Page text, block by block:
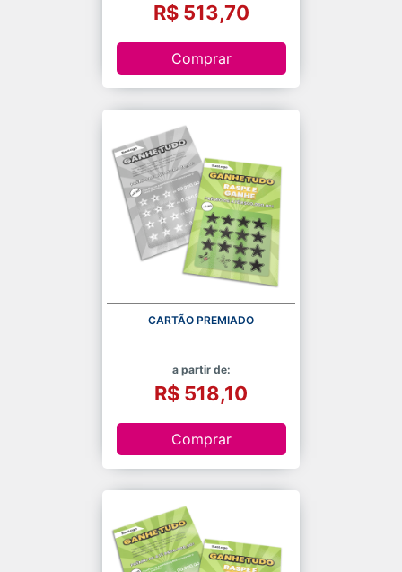
R$ 513,70
Comprar
CARTÃO PREMIADO
a partir de:
R$ 518,10
Comprar